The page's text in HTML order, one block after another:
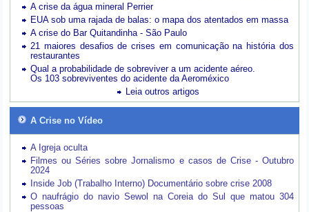
A crise da água mineral Perrier
EUA sob uma rajada de balas: o mapa dos atentados em massa
A crise do Bar Quitandinha - São Paulo
21 maiores desafios de crises em comunicação na história dos
restaurantes
Qual a probabilidade de sobreviver a um acidente aéreo.
Os 103 sobreviventes do acidente da Aeroméxico
Leia outros artigos
A Crise no Vídeo
A Igreja oculta
Filmes ou Séries sobre Jornalismo e casos de Crise - Outubro
2024
Inside Job (Trabalho Interno) Documentário sobre crise 2008
O naufrágio do navio Sewol na Coreia do Sul que matou 304
pessoas